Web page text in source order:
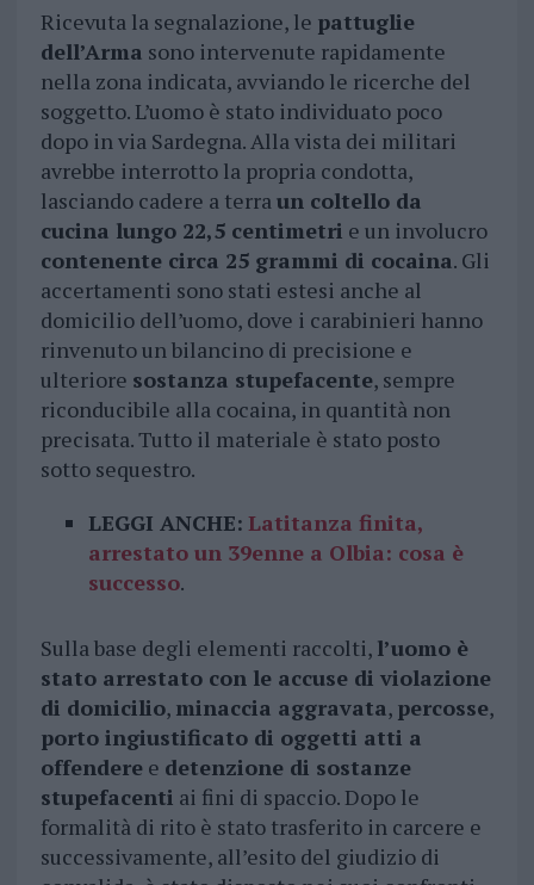
Ricevuta la segnalazione, le pattuglie
dell’Arma sono intervenute rapidamente
nella zona indicata, avviando le ricerche del
soggetto. L’uomo è stato individuato poco
dopo in via Sardegna. Alla vista dei militari
avrebbe interrotto la propria condotta,
lasciando cadere a terraun coltello da
cucina lungo 22,5 centimetri e un involucro
contenente circa 25 grammi di cocaina. Gli
accertamenti sono stati estesi anche al
domicilio dell’uomo, dove i carabinieri hanno
rinvenuto un bilancino di precisione e
ulteriore sostanza stupefacente, sempre
riconducibile alla cocaina, in quantità non
precisata. Tutto il materiale è stato posto
sotto sequestro.
LEGGI ANCHE: Latitanza finita,
arrestato un 39enne a Olbia: cosa è
successo.
Sulla base degli elementi raccolti, l’uomo è
stato arrestato con le accuse di violazione
di domicilio, minaccia aggravata, percosse,
porto ingiustificato di oggetti atti a
offenderee detenzione di sostanze
stupefacenti ai fini di spaccio. Dopo le
formalità di rito è stato trasferito in carcere e
successivamente, all’esito del giudizio di